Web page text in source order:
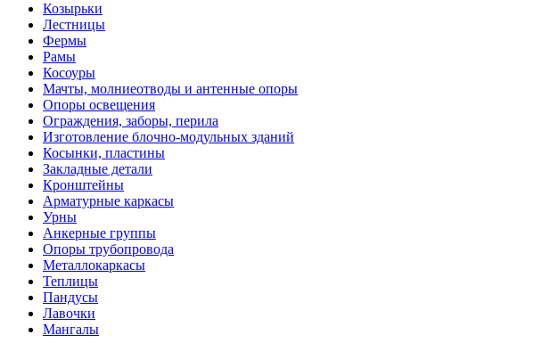
Козырьки
Лестницы
Фермы
Рамы
Косоуры
Мачты, молниеотводы и антенные опоры
Опоры освещения
Ограждения, заборы, перила
Изготовление блочно-модульных зданий
Косынки, пластины
Закладные детали
Кронштейны
Арматурные каркасы
Урны
Анкерные группы
Опоры трубопровода
Металлокаркасы
Теплицы
Пандусы
Лавочки
Мангалы